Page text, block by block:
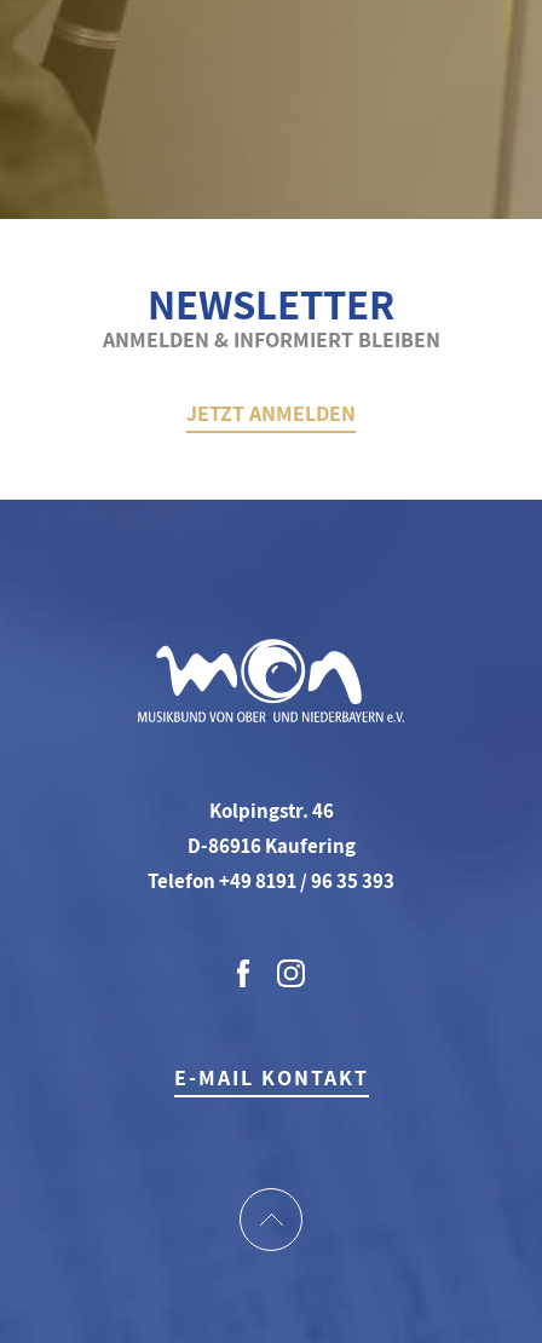
NEWSLETTER
ANMELDEN & INFORMIERT BLEIBEN
JETZT ANMELDEN
Kolpingstr. 46
D-86916 Kaufering
Telefon +49 8191 / 96 35 393
E-MAIL KONTAKT